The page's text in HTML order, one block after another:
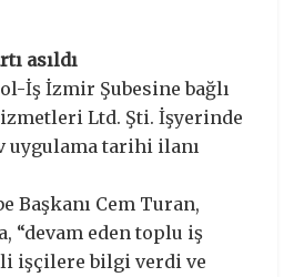
asıldı
İş İzmir Şubesine bağlı
Ltd. Şti. İşyerinde
uygulama tarihi ilanı
Başkanı Cem Turan,
“devam eden toplu iş
işçilere bilgi verdi ve